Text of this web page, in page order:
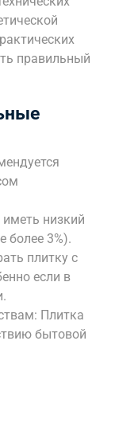
правильный
низкий
более 3%).
плитку с
если в
Плитка
бытовой